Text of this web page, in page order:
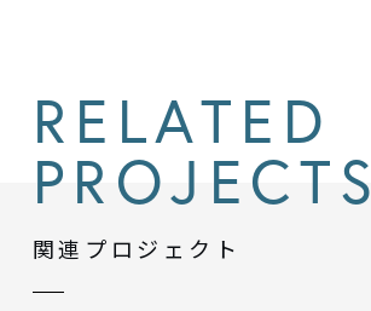
RELATED
PROJECTS
関連プロジェクト